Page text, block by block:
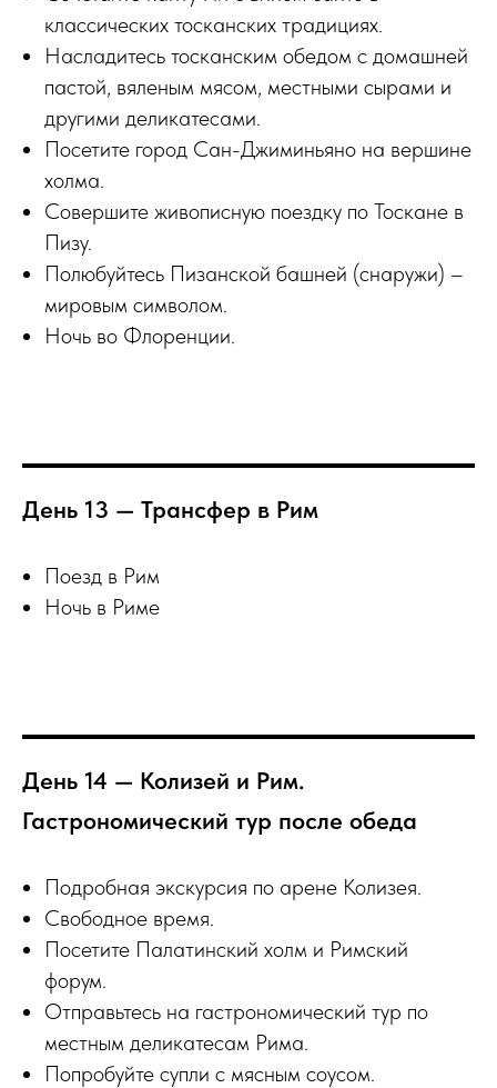
классических тосканских традициях.
Насладитесь тосканским обедом с домашней
пастой, вяленым мясом, местными сырами и
другими деликатесами.
Посетите город Сан-Джиминьяно на вершине
холма.
Совершите живописную поездку по Тоскане в
Пизу.
Полюбуйтесь Пизанской башней (снаружи) –
мировым символом.
Ночь во Флоренции.
День 13 — Трансфер в Рим
Поезд в Рим
Ночь в Риме
День 14 — Колизей и Рим.
Гастрономический тур после обеда
Подробная экскурсия по арене Колизея.
Свободное время.
Посетите Палатинский холм и Римский
форум.
Отправьтесь на гастрономический тур по
местным деликатесам Рима.
Попробуйте супли с мясным соусом.